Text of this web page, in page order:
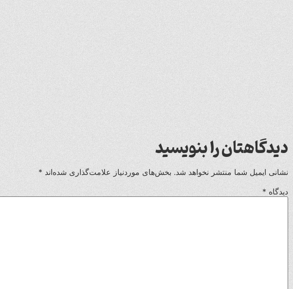
دیدگاهتان را بنویسید
نشانی ایمیل شما منتشر نخواهد شد. بخش‌های موردنیاز علامت‌گذاری شده‌اند *
دیدگاه*